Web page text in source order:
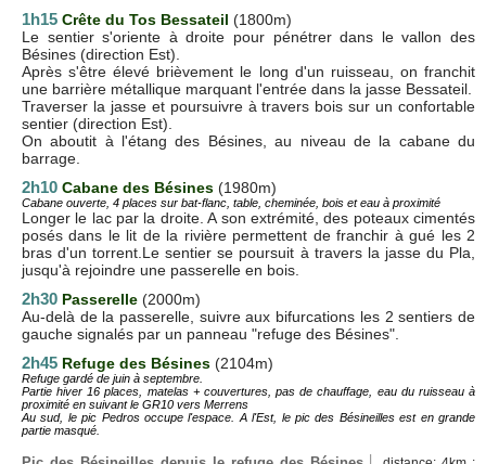
1h15 Crête du Tos Bessateil (1800m)
Le sentier s'oriente à droite pour pénétrer dans le vallon des
Bésines (direction Est).
Après s'être élevé brièvement le long d'un ruisseau, on franchit
une barrière métallique marquant l'entrée dans la jasse Bessateil.
Traverser la jasse et poursuivre à travers bois sur un confortable
sentier (direction Est).
On aboutit à l'étang des Bésines, au niveau de la cabane du
barrage.
2h10 Cabane des Bésines (1980m)
Cabane ouverte, 4 places sur bat-flanc, table, cheminée, bois et eau à proximité
Longer le lac par la droite. A son extrémité, des poteaux cimentés
posés dans le lit de la rivière permettent de franchir à gué les 2
bras d'un torrent.Le sentier se poursuit à travers la jasse du Pla,
jusqu'à rejoindre une passerelle en bois.
2h30 Passerelle (2000m)
Au-delà de la passerelle, suivre aux bifurcations les 2 sentiers de
gauche signalés par un panneau "refuge des Bésines".
2h45 Refuge des Bésines (2104m)
Refuge gardé de juin à septembre.
Partie hiver 16 places, matelas + couvertures, pas de chauffage, eau du ruisseau à
proximité en suivant le GR10 vers Merrens
Au sud, le pic Pedros occupe l'espace. A l'Est, le pic des Bésineilles est en grande
partie masqué.